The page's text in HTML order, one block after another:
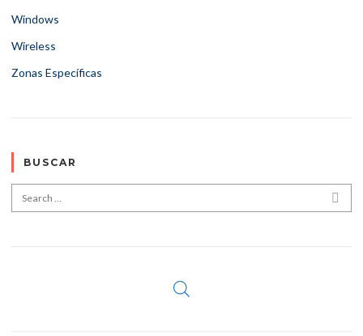
Windows
Wireless
Zonas Específicas
BUSCAR
Search for: